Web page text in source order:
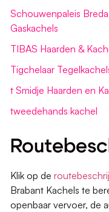
Schouwenpaleis
Gaskachels
TIBAS Haarden &
Tigchelaar
t Smidje Haarden en
tweedehands kachel
Klik op de
Brabant Kachels te
openbaar vervoer, de